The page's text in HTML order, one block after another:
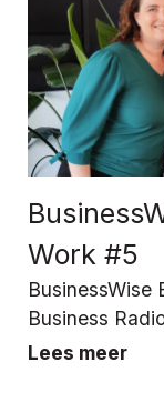
Work #5
BusinessWise
Business
Lees meer